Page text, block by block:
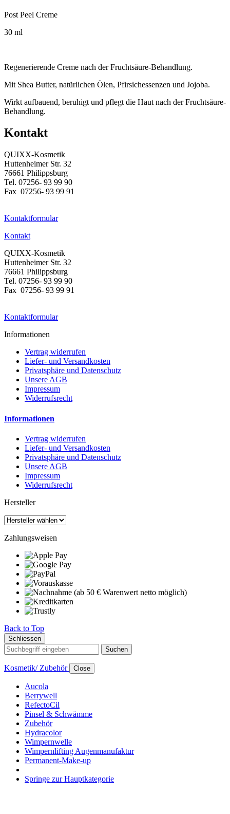
Post Peel Creme
30 ml
Regenerierende Creme nach der Fruchtsäure-Behandlung.
Mit Shea Butter, natürlichen Ölen, Pfirsichessenzen und Jojoba.
Wirkt aufbauend, beruhigt und pflegt die Haut nach der Fruchtsäure-
Behandlung.
Kontakt
QUIXX-Kosmetik
Huttenheimer Str. 32
76661 Philippsburg
Tel. 07256- 93 99 90
Fax 07256- 93 99 91
Kontaktformular
Kontakt
QUIXX-Kosmetik
Huttenheimer Str. 32
76661 Philippsburg
Tel. 07256- 93 99 90
Fax 07256- 93 99 91
Kontaktformular
Informationen
Vertrag widerrufen
Liefer- und Versandkosten
Privatsphäre und Datenschutz
Unsere AGB
Impressum
Widerrufsrecht
Informationen
Vertrag widerrufen
Liefer- und Versandkosten
Privatsphäre und Datenschutz
Unsere AGB
Impressum
Widerrufsrecht
Hersteller
Zahlungsweisen
Back to Top
Schliessen
Suchen
Kosmetik/ Zubehör Close
Aucola
Berrywell
RefectoCil
Pinsel & Schwämme
Zubehör
Hydracolor
Wimpernwelle
Wimpernlifting Augenmanufaktur
Permanent-Make-up
Springe zur Hauptkategorie